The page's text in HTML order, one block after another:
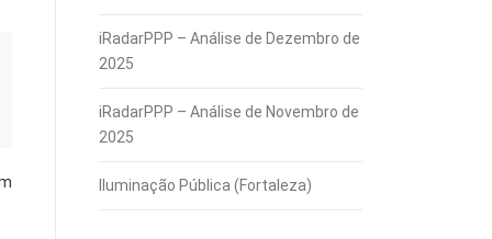
iRadarPPP – Análise de Dezembro de
2025
iRadarPPP – Análise de Novembro de
2025
Iluminação Pública (Fortaleza)